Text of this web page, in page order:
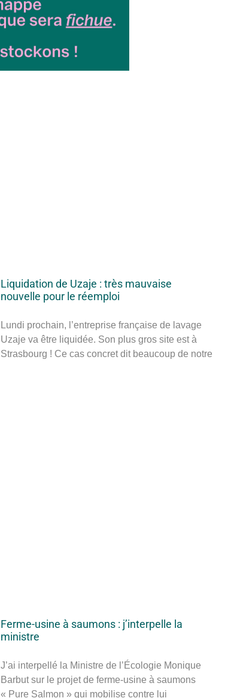
Liquidation de Uzaje : très mauvaise
nouvelle pour le réemploi
Lundi prochain, l’entreprise française de lavage
Uzaje va être liquidée. Son plus gros site est à
Strasbourg ! Ce cas concret dit beaucoup de notre
Ferme-usine à saumons : j’interpelle la
ministre
J’ai interpellé la Ministre de l’Écologie Monique
Barbut sur le projet de ferme-usine à saumons
« Pure Salmon » qui mobilise contre lui